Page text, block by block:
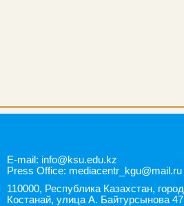
E-mail: info@ksu.edu.kz
Press Office: mediacentr_kgu@mail.ru
110000, Республика Казахстан, город
Костанай, улица А. Байтурсынова 47